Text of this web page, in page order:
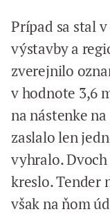
Prípad sa stal
výstavby a
zverejnilo
v hodnote 3,6
na nástenke
zaslalo len
vyhralo. Dvoch
kreslo. Tender
však na ňom